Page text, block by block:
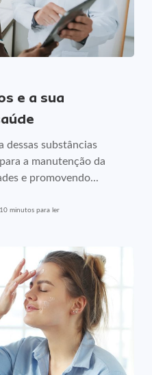
e a sua
dessas substâncias
a manutenção da
e promovendo...
10 minutos para ler